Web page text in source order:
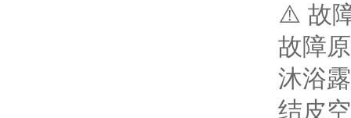
⚠️ 故
故障
沐浴
结皮